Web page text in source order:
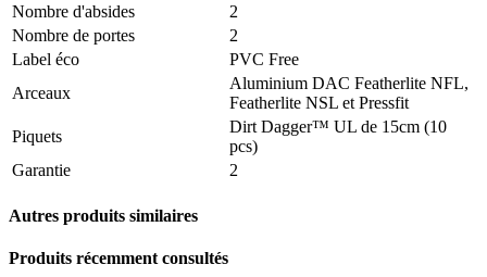
Nombre d'absides
2
Nombre de portes
2
Label éco
PVC Free
Arceaux
Aluminium DAC Featherlite NFL,
Featherlite NSL et Pressfit
Piquets
Dirt Dagger™ UL de 15cm (10
pcs)
Garantie
2
Autres produits similaires
Produits récemment consultés